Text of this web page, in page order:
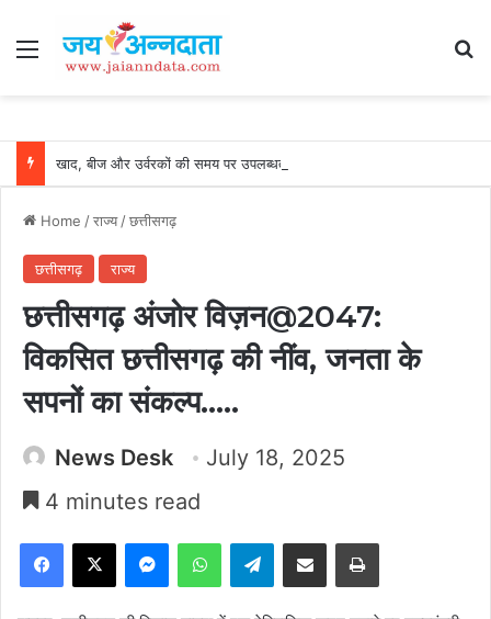
Menu
Home /राज्य/छत्तीसगढ़
छत्तीसगढ़ राज्य
छत्तीसगढ़ अंजोर विज़न@2047:
विकसित छत्तीसगढ़ की नींव, जनता के
सपनों का संकल्प…..
News Desk
July 18, 2025
4 minutes read
Facebook
X MessengerWhatsAppTelegramShare via Email Print